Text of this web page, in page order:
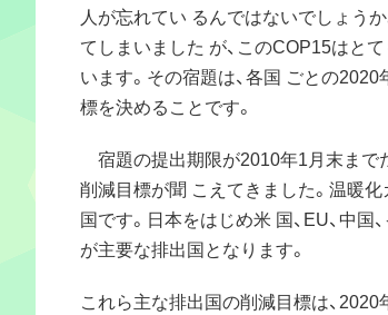
人が忘れてい るんではないでしょう
てしまいました が、このCOP15はと
います。その宿題は、各国 ごとの
標を決めることです。
宿題の提出期限が2010年1月末まで
削減目標が聞 こえてきました。温暖
国です。日本をはじめ米 国、EU、中国
が主要な排出国となります。
これら主な排出国の削減目標は、2020